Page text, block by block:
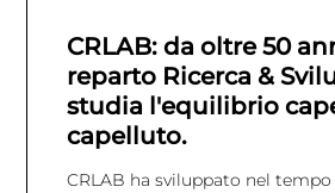
CRLAB: da oltre 50
reparto Ricerca &
studia l'equilibrio
capelluto.
CRLAB ha sviluppato nel